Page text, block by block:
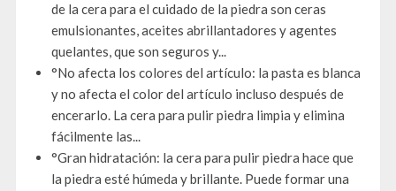
de la cera para el cuidado de la piedra son ceras
emulsionantes, aceites abrillantadores y agentes
quelantes, que son seguros y...
°No afecta los colores del artículo: la pasta es blanca
y no afecta el color del artículo incluso después de
encerarlo. La cera para pulir piedra limpia y elimina
fácilmente las...
°Gran hidratación: la cera para pulir piedra hace que
la piedra esté húmeda y brillante. Puede formar una